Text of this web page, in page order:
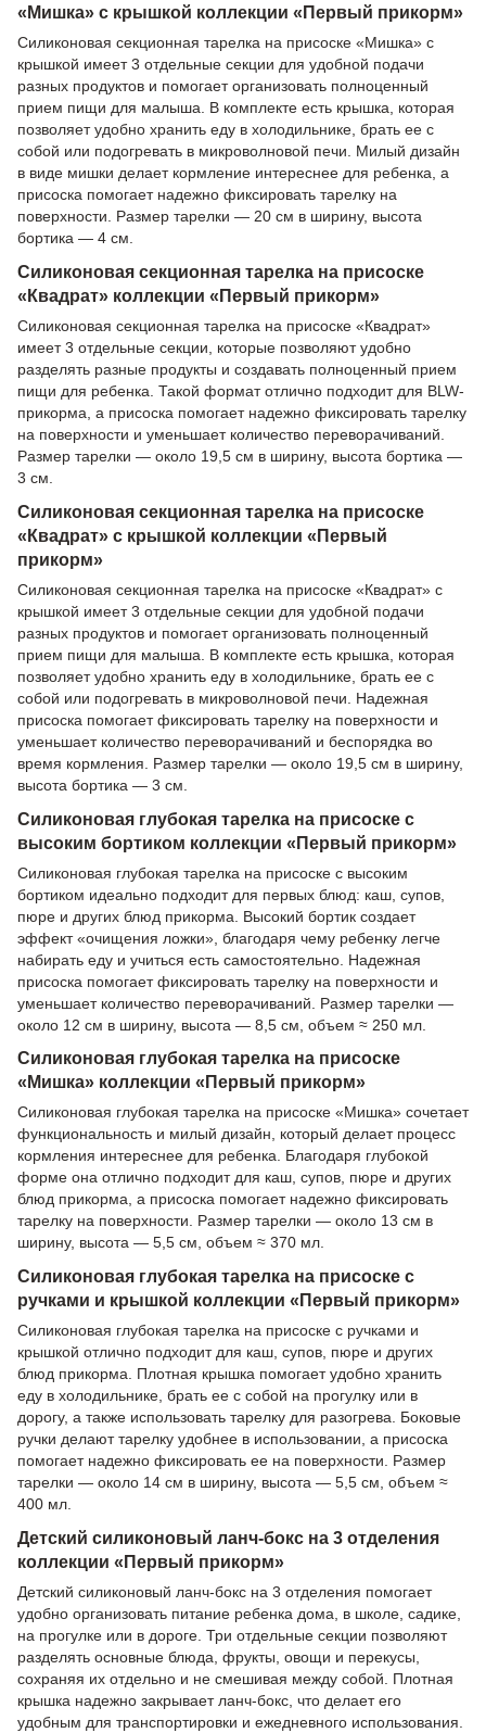
«Мишка» с крышкой коллекции «Первый прикорм»
Силиконовая секционная тарелка на присоске «Мишка» с
крышкой имеет 3 отдельные секции для удобной подачи
разных продуктов и помогает организовать полноценный
прием пищи для малыша. В комплекте есть крышка, которая
позволяет удобно хранить еду в холодильнике, брать ее с
собой или подогревать в микроволновой печи. Милый дизайн
в виде мишки делает кормление интереснее для ребенка, а
присоска помогает надежно фиксировать тарелку на
поверхности. Размер тарелки — 20 см в ширину, высота
бортика — 4 см.
Силиконовая секционная тарелка на присоске
«Квадрат» коллекции «Первый прикорм»
Силиконовая секционная тарелка на присоске «Квадрат»
имеет 3 отдельные секции, которые позволяют удобно
разделять разные продукты и создавать полноценный прием
пищи для ребенка. Такой формат отлично подходит для BLW-
прикорма, а присоска помогает надежно фиксировать тарелку
на поверхности и уменьшает количество переворачиваний.
Размер тарелки — около 19,5 см в ширину, высота бортика —
3 см.
Силиконовая секционная тарелка на присоске
«Квадрат» с крышкой коллекции «Первый
прикорм»
Силиконовая секционная тарелка на присоске «Квадрат» с
крышкой имеет 3 отдельные секции для удобной подачи
разных продуктов и помогает организовать полноценный
прием пищи для малыша. В комплекте есть крышка, которая
позволяет удобно хранить еду в холодильнике, брать ее с
собой или подогревать в микроволновой печи. Надежная
присоска помогает фиксировать тарелку на поверхности и
уменьшает количество переворачиваний и беспорядка во
время кормления. Размер тарелки — около 19,5 см в ширину,
высота бортика — 3 см.
Силиконовая глубокая тарелка на присоске с
высоким бортиком коллекции «Первый прикорм»
Силиконовая глубокая тарелка на присоске с высоким
бортиком идеально подходит для первых блюд: каш, супов,
пюре и других блюд прикорма. Высокий бортик создает
эффект «очищения ложки», благодаря чему ребенку легче
набирать еду и учиться есть самостоятельно. Надежная
присоска помогает фиксировать тарелку на поверхности и
уменьшает количество переворачиваний. Размер тарелки —
около 12 см в ширину, высота — 8,5 см, объем ≈ 250 мл.
Силиконовая глубокая тарелка на присоске
«Мишка» коллекции «Первый прикорм»
Силиконовая глубокая тарелка на присоске «Мишка» сочетает
функциональность и милый дизайн, который делает процесс
кормления интереснее для ребенка. Благодаря глубокой
форме она отлично подходит для каш, супов, пюре и других
блюд прикорма, а присоска помогает надежно фиксировать
тарелку на поверхности. Размер тарелки — около 13 см в
ширину, высота — 5,5 см, объем ≈ 370 мл.
Силиконовая глубокая тарелка на присоске с
ручками и крышкой коллекции «Первый прикорм»
Силиконовая глубокая тарелка на присоске с ручками и
крышкой отлично подходит для каш, супов, пюре и других
блюд прикорма. Плотная крышка помогает удобно хранить
еду в холодильнике, брать ее с собой на прогулку или в
дорогу, а также использовать тарелку для разогрева. Боковые
ручки делают тарелку удобнее в использовании, а присоска
помогает надежно фиксировать ее на поверхности. Размер
тарелки — около 14 см в ширину, высота — 5,5 см, объем ≈
400 мл.
Детский силиконовый ланч-бокс на 3 отделения
коллекции «Первый прикорм»
Детский силиконовый ланч-бокс на 3 отделения помогает
удобно организовать питание ребенка дома, в школе, садике,
на прогулке или в дороге. Три отдельные секции позволяют
разделять основные блюда, фрукты, овощи и перекусы,
сохраняя их отдельно и не смешивая между собой. Плотная
крышка надежно закрывает ланч-бокс, что делает его
удобным для транспортировки и ежедневного использования.